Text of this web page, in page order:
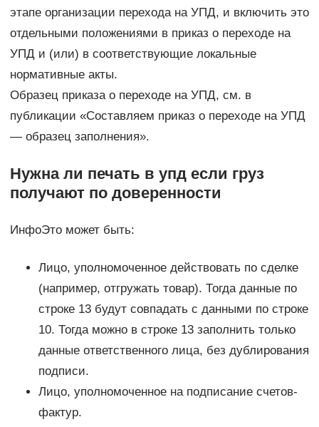
этапе организации перехода на УПД, и включить это
отдельными положениями в приказ о переходе на
УПД и (или) в соответствующие локальные
нормативные акты.
Образец приказа о переходе на УПД, см. в
публикации «Составляем приказ о переходе на УПД
— образец заполнения».
Нужна ли печать в упд если груз
получают по доверенности
ИнфоЭто может быть:
Лицо, уполномоченное действовать по сделке
(например, отгружать товар). Тогда данные по
строке 13 будут совпадать с данными по строке
10. Тогда можно в строке 13 заполнить только
данные ответственного лица, без дублирования
подписи.
Лицо, уполномоченное на подписание счетов-
фактур.